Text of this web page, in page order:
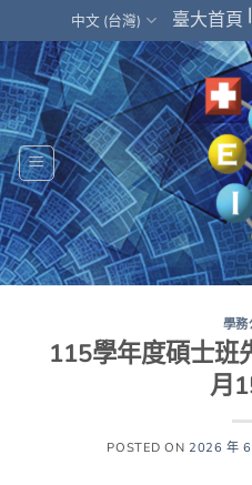
to
content
中文 (台灣) 臺大首頁 |
學務
115學年度碩士班
月
POSTED ON 2026 年